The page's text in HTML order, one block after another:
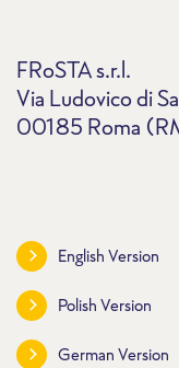
FRoSTA s.r.l.
Via Ludovico di
00185 Roma
English Version
Polish Version
German Version